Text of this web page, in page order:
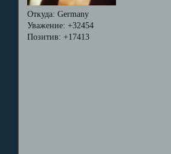
Откуда: Germany
Уважение: +32454
Позитив: +17413